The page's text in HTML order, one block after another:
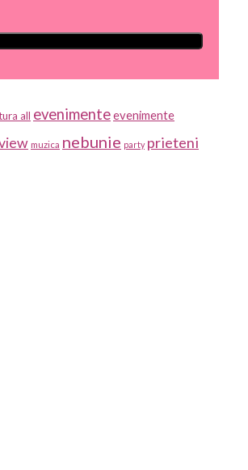
all evenimenteevenimente
muzica nebunie party prieteni